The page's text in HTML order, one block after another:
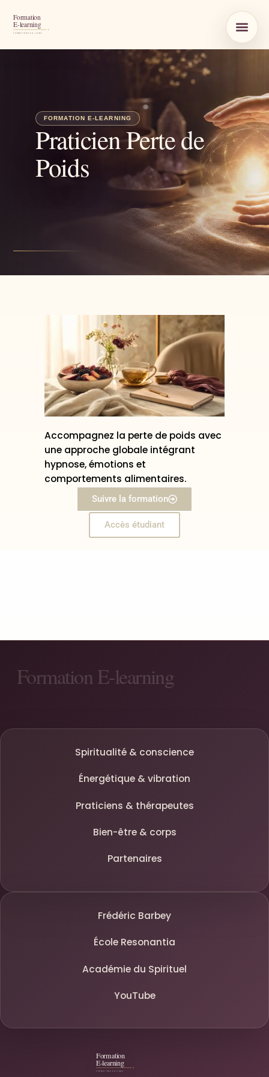
Praticien Perte de
Poids
Accompagnez la perte de poids avec
une approche globale intégrant
hypnose, émotions et
comportements alimentaires.
Suivre la formation
Accès étudiant
Spiritualité & conscience
Énergétique & vibration
Praticiens & thérapeutes
Bien-être & corps
Partenaires
Frédéric Barbey
École Resonantia
Académie du Spirituel
YouTube